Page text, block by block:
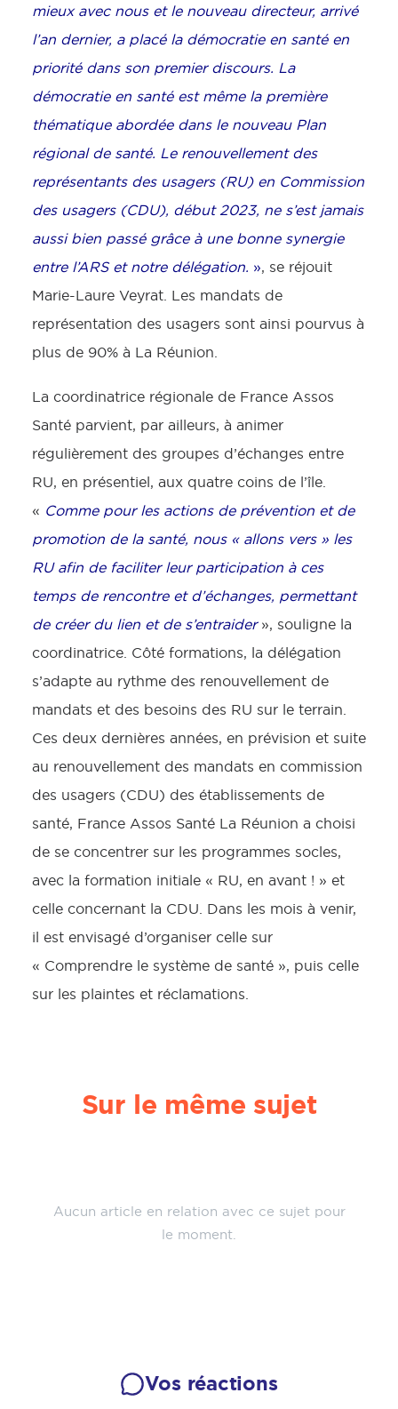
mieux avec nous et le nouveau directeur, arrivé
l’an dernier, a placé la démocratie en santé en
priorité dans son premier discours. La
démocratie en santé est même la première
thématique abordée dans le nouveau Plan
régional de santé. Le renouvellement des
représentants des usagers (RU) en Commission
des usagers (CDU), début 2023, ne s’est jamais
aussi bien passé grâce à une bonne synergie
entre l’ARS et notre délégation. », se réjouit
Marie-Laure Veyrat. Les mandats de
représentation des usagers sont ainsi pourvus à
plus de 90% à La Réunion.
La coordinatrice régionale de France Assos
Santé parvient, par ailleurs, à animer
régulièrement des groupes d’échanges entre
RU, en présentiel, aux quatre coins de l’île.
« Comme pour les actions de prévention et de
promotion de la santé, nous « allons vers » les
RU afin de faciliter leur participation à ces
temps de rencontre et d’échanges, permettant
de créer du lien et de s’entraider», souligne la
coordinatrice. Côté formations, la délégation
s’adapte au rythme des renouvellement de
mandats et des besoins des RU sur le terrain.
Ces deux dernières années, en prévision et suite
au renouvellement des mandats en commission
des usagers (CDU) des établissements de
santé, France Assos Santé La Réunion a choisi
de se concentrer sur les programmes socles,
avec la formation initiale « RU, en avant ! » et
celle concernant la CDU. Dans les mois à venir,
il est envisagé d’organiser celle sur
« Comprendre le système de santé », puis celle
sur les plaintes et réclamations.
Sur le même sujet
Aucun article en relation avec ce sujet pour
le moment.
Vos réactions